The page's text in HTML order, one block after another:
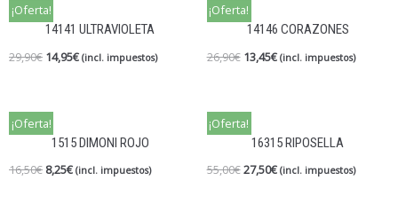
¡Oferta!
14141 ULTRAVIOLETA
29,90€ 14,95€ (incl. impuestos)
¡Oferta!
14146 CORAZONES
26,90€ 13,45€ (incl. impuestos)
¡Oferta!
1515 DIMONI ROJO
16,50€ 8,25€ (incl. impuestos)
¡Oferta!
16315 RIPOSELLA
55,00€27,50€ (incl. impuestos)